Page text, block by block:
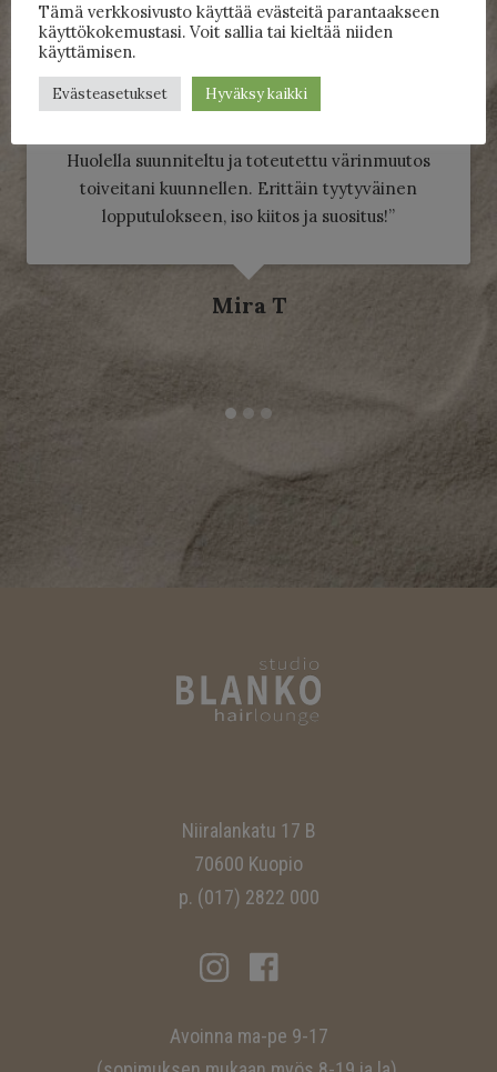
Huolella suunniteltu ja toteutettu värinmuutos
toiveitani kuunnellen. Erittäin tyytyväinen
lopputulokseen, iso kiitos ja suositus!”
Mira T
Niiralankatu 17 B
70600 Kuopio
p. (017) 2822 000
Avoinna ma-pe 9-17
Tämä verkkosivusto käyttää evästeitä parantaakseen
käyttökokemustasi. Voit sallia tai kieltää niiden
käyttämisen.
Evästeasetukset Hyväksy kaikki